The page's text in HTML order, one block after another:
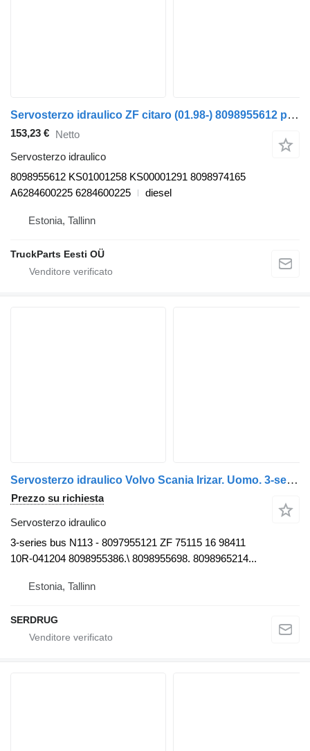
Servosterzo idraulico ZF citaro (01.98-) 8098955612 per autobus Mercedes-Benz Bus II (1996-)
153,23 € Netto
Servosterzo idraulico
8098955612 KS01001258 KS00001291 8098974165
A6284600225 6284600225
diesel
Estonia, Tallinn
TruckParts Eesti OÜ
Servosterzo idraulico Volvo Scania Irizar. Uomo. 3-series per autobus Mercedes-Benz o405
Prezzo su richiesta
Servosterzo idraulico
3-series bus N113 - 8097955121 ZF 75115 16 98411
10R-041204 8098955386.\ 8098955698. 8098965214...
Estonia, Tallinn
SERDRUG